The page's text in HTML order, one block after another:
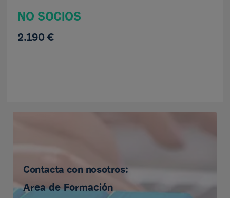
NO SOCIOS
2.190 €
Contacta con nosotros:
Area de Formación